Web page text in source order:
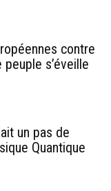
contre
s’éveille
un pas de
Quantique